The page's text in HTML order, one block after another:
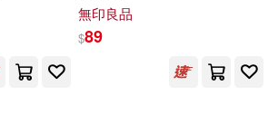
無印良品
$89